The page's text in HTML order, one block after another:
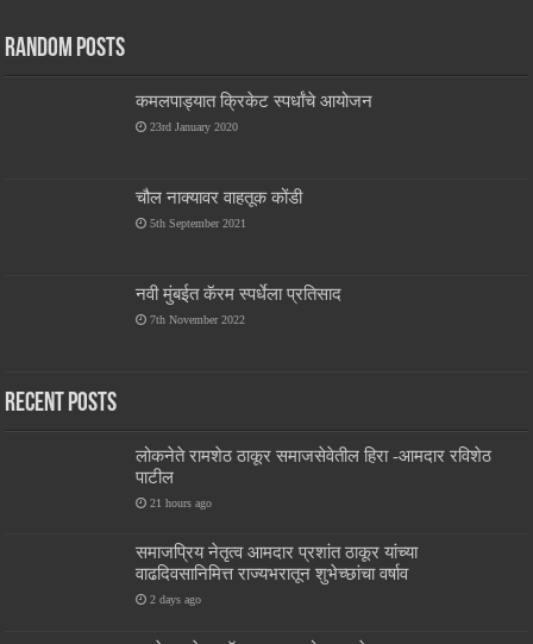
Random Posts
कमलपाड्यात क्रिकेट स्पर्धांचे आयोजन
23rd January 2020
चौल नाक्यावर वाहतूक कोंडी
5th September 2021
नवी मुंबईत कॅरम स्पर्धेला प्रतिसाद
7th November 2022
Recent Posts
लोकनेते रामशेठ ठाकूर समाजसेवेतील हिरा -आमदार रविशेठ
पाटील
21 hours ago
समाजप्रिय नेतृत्व आमदार प्रशांत ठाकूर यांच्या
वाढदिवसानिमित्त राज्यभरातून शुभेच्छांचा वर्षाव
2 days ago